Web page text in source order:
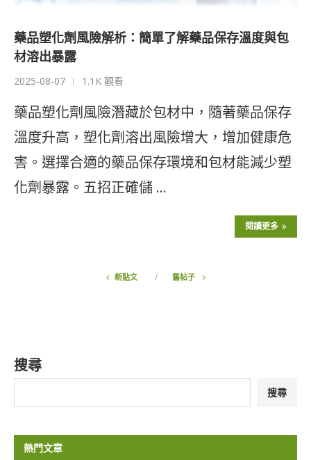
藥品塑化劑風險解析：簡單了解藥品保存溫度與包
材溶出暴露
2025-08-07 1.1K 觀看
藥品塑化劑風險潛藏於包材中，隨著藥品保存
溫度升高，塑化劑溶出風險增大，增加健康危
害。選擇合適的藥品保存環境和包材能減少塑
化劑暴露。五招正確儲 …
閱讀更多
新貼文 舊帖子
搜尋
搜尋
熱門文章